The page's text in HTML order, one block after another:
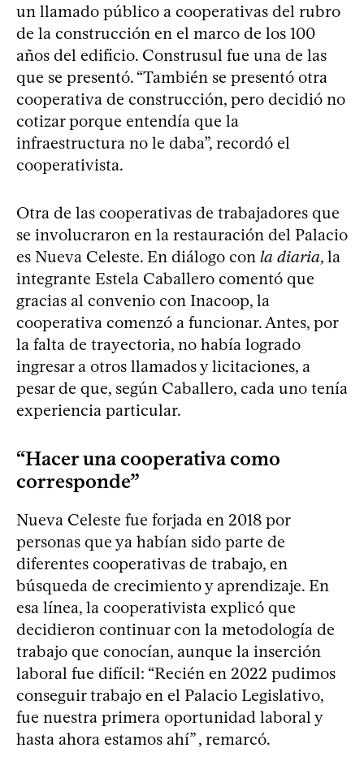
un llamado público a cooperativas del rubro
de la construcción en el marco de los 100
años del edificio. Construsul fue una de las
que se presentó. “También se presentó otra
cooperativa de construcción, pero decidió no
cotizar porque entendía que la
infraestructura no le daba”, recordó el
cooperativista.
Otra de las cooperativas de trabajadores que
se involucraron en la restauración del Palacio
es Nueva Celeste. En diálogo con la diaria, la
integrante Estela Caballero comentó que
gracias al convenio con Inacoop, la
cooperativa comenzó a funcionar. Antes, por
la falta de trayectoria, no había logrado
ingresar a otros llamados y licitaciones, a
pesar de que, según Caballero, cada uno tenía
experiencia particular.
“Hacer una cooperativa como
corresponde”
Nueva Celeste fue forjada en 2018 por
personas que ya habían sido parte de
diferentes cooperativas de trabajo, en
búsqueda de crecimiento y aprendizaje. En
esa línea, la cooperativista explicó que
decidieron continuar con la metodología de
trabajo que conocían, aunque la inserción
laboral fue difícil: “Recién en 2022 pudimos
conseguir trabajo en el Palacio Legislativo,
fue nuestra primera oportunidad laboral y
hasta ahora estamos ahí” , remarcó.